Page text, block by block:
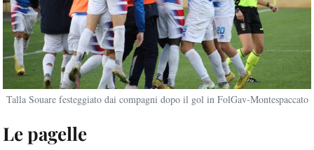
Talla Souare festeggiato dai compagni dopo il gol in FolGav-Montespaccato
Le pagelle